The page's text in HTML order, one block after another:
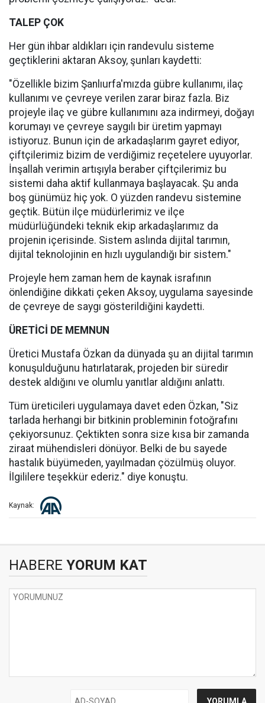
TALEP ÇOK
Her gün ihbar aldıkları için randevulu sisteme
geçtiklerini aktaran Aksoy, şunları kaydetti:
"Özellikle bizim Şanlıurfa'mızda gübre kullanımı, ilaç
kullanımı ve çevreye verilen zarar biraz fazla. Biz
projeyle ilaç ve gübre kullanımını aza indirmeyi, doğayı
korumayı ve çevreye saygılı bir üretim yapmayı
istiyoruz. Bunun için de arkadaşlarım gayret ediyor,
çiftçilerimiz bizim de verdiğimiz reçetelere uyuyorlar.
İnşallah verimin artışıyla beraber çiftçilerimiz bu
sistemi daha aktif kullanmaya başlayacak. Şu anda
boş günümüz hiç yok. O yüzden randevu sistemine
geçtik. Bütün ilçe müdürlerimiz ve ilçe
müdürlüğündeki teknik ekip arkadaşlarımız da
projenin içerisinde. Sistem aslında dijital tarımın,
dijital teknolojinin en hızlı uygulandığı bir sistem."
Projeyle hem zaman hem de kaynak israfının
önlendiğine dikkati çeken Aksoy, uygulama sayesinde
de çevreye de saygı gösterildiğini kaydetti.
ÜRETİCİ DE MEMNUN
Üretici Mustafa Özkan da dünyada şu an dijital tarımın
konuşulduğunu hatırlatarak, projeden bir süredir
destek aldığını ve olumlu yanıtlar aldığını anlattı.
Tüm üreticileri uygulamaya davet eden Özkan, "Siz
tarlada herhangi bir bitkinin probleminin fotoğrafını
çekiyorsunuz. Çektikten sonra size kısa bir zamanda
ziraat mühendisleri dönüyor. Belki de bu sayede
hastalık büyümeden, yayılmadan çözülmüş oluyor.
İlgililere teşekkür ederiz." diye konuştu.
Kaynak:
HABERE YORUM KAT